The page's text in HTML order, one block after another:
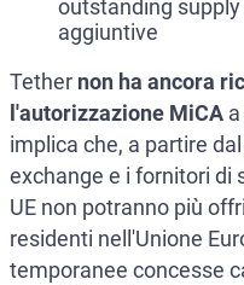
outstanding
aggiuntive
Tether non ha ancora
l'autorizzazione MiCA
implica che, a partire dal
exchange e i fornitori di
UE non potranno più
residenti nell'Unione
temporanee concesse